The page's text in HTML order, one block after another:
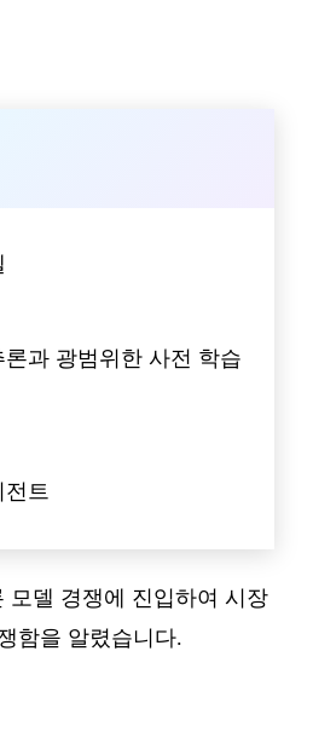
론과 광범위한 사전 학습
전트
모델 경쟁에 진입하여 시장
함을 알렸습니다.